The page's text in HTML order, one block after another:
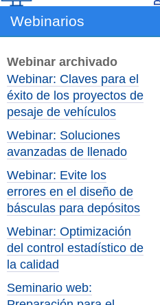
Webinarios
Webinar archivado
Webinar: Claves para el
éxito de los proyectos de
pesaje de vehículos
Webinar: Soluciones
avanzadas de llenado
Webinar: Evite los
errores en el diseño de
básculas para depósitos
Webinar: Optimización
del control estadístico de
la calidad
Seminario web: